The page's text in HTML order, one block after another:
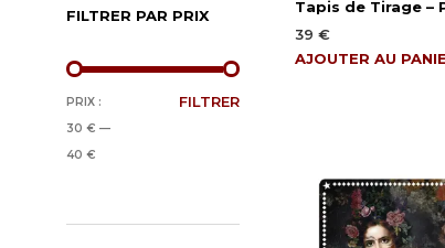
FILTRER PAR PRIX
PRIX
MIN
PRIX
MAX
FILTRER
PRIX :
30 € —
40 €
Tapis de Tirage –
39€
AJOUTER AU